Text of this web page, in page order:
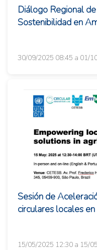
Diálogo Regional
Sostenibilidad en
30/09/2025 08:45 a 01/
Sesión de
circulares locales
15/05/2025 12:30 a 15/